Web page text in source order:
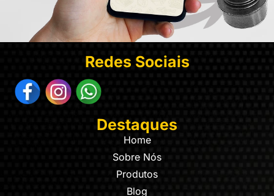
Redes Sociais
Destaques
Home
Sobre Nós
Produtos
Blog